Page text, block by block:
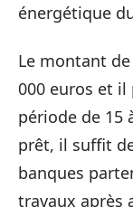
énergétique
Le montant de
000 euros et
période de 15
prêt, il suffit
banques
travaux après